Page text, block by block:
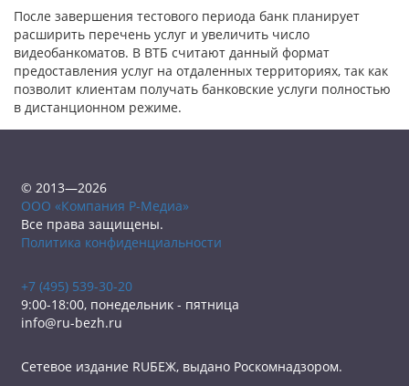
После завершения тестового периода банк планирует
расширить перечень услуг и увеличить число
видеобанкоматов. В ВТБ считают данный формат
предоставления услуг на отдаленных территориях, так как
позволит клиентам получать банковские услуги полностью
в дистанционном режиме.
© 2013—2026
ООО «Компания Р-Медиа»
Все права защищены.
Политика конфиденциальности
+7 (495) 539-30-20
9:00-18:00, понедельник - пятница
info@ru-bezh.ru
Сетевое издание RUБЕЖ, выдано Роскомнадзором.